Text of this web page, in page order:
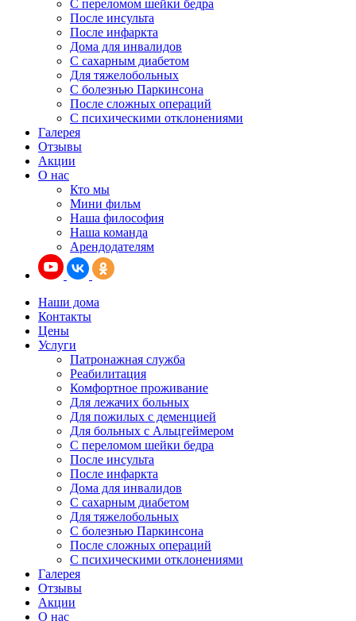
С переломом шейки бедра
После инсульта
После инфаркта
Дома для инвалидов
С сахарным диабетом
Для тяжелобольных
С болезнью Паркинсона
После сложных операций
С психическими отклонениями
Галерея
Отзывы
Акции
О нас
Кто мы
Мини фильм
Наша философия
Наша команда
Арендодателям
Наши дома
Контакты
Цены
Услуги
Патронажная служба
Реабилитация
Комфортное проживание
Для лежачих больных
Для пожилых с деменцией
Для больных с Альцгеймером
С переломом шейки бедра
После инсульта
После инфаркта
Дома для инвалидов
С сахарным диабетом
Для тяжелобольных
С болезнью Паркинсона
После сложных операций
С психическими отклонениями
Галерея
Отзывы
Акции
О нас